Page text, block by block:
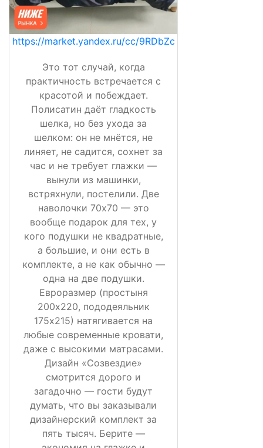
https://market.yandex.ru/cc/9RDbZc
Это тот случай, когда
практичность встречается с
красотой и побеждает.
Полисатин даёт гладкость
шелка, но без ухода за
шелком: он не мнётся, не
линяет, не садится, сохнет за
час и не требует глажки —
вынули из машинки,
встряхнули, постелили. Две
наволочки 70х70 — это
вообще подарок для тех, у
кого подушки не квадратные,
а большие, и они есть в
комплекте, а не как обычно —
одна на две подушки.
Евроразмер (простыня
200х220, пододеяльник
175х215) натягивается на
любые современные кровати,
даже с высокими матрасами.
Дизайн «Созвездие»
смотрится дорого и
загадочно — гости будут
думать, что вы заказывали
дизайнерский комплект за
пять тысяч. Берите —